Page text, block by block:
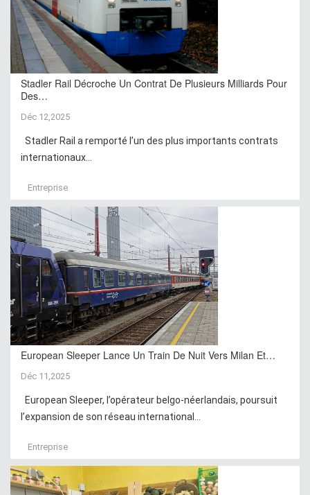
Stadler Rail Décroche Un Contrat De Plusieurs Milliards Pour
Des…
Déc 12,2025
Stadler Rail a remporté l’un des plus importants contrats
internationaux...
Entreprise
European Sleeper Lance Un Train De Nuit Vers Milan Et…
Déc 11,2025
European Sleeper, l’opérateur belgo-néerlandais, poursuit
l’expansion de son réseau international...
Entreprise